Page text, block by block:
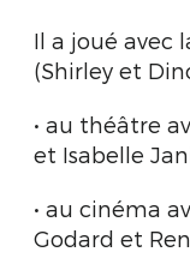
Il a joué avec
(Shirley et
• au théâtre
et Isabelle
• au cinéma
Godard et